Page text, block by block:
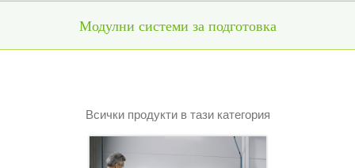
Модулни системи за подготовка
Всички продукти в тази категория